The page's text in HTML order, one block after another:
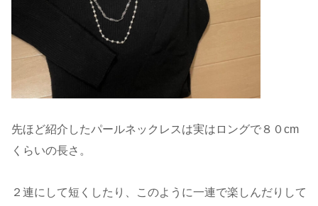
先ほど紹介したパールネックレスは実はロングで８０cm
くらいの長さ。
２連にして短くしたり、このように一連で楽しんだりして